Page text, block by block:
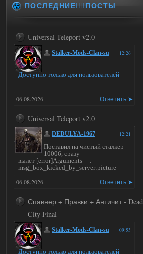
ПОСЛЕДНИЕ✍🏻ПОСТЫ
Universal Teleport v2.0
12:26
Stalker-Mods-Clan-su
Доступно только для пользователей
Ответить ➤
06.08.2026
Universal Teleport v2.0
12:21
DEDULYA-1967
Поставил на чистый сталкер
10006, сразу
вылет [error]Arguments :
msg_box_kicked_by_server:picture
Ответить ➤
06.08.2026
Спавнер + Правки + Античит - Dead
City Final
09:53
Stalker-Mods-Clan-su
Доступно только для пользователей